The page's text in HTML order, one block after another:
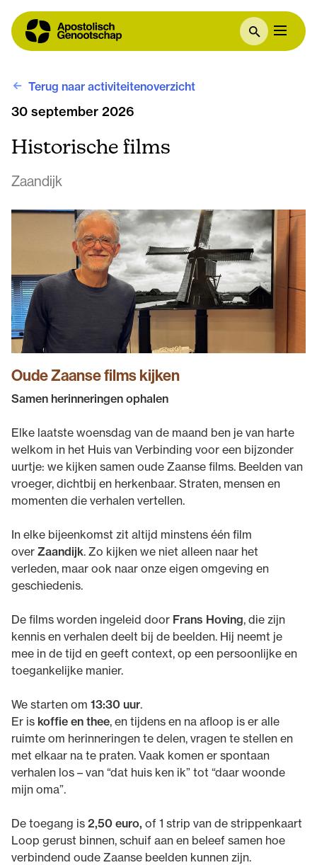
Terug naar activiteitenoverzicht
30 september 2026
Historische films
Zaandijk
Oude Zaanse films kijken
Samen herinneringen ophalen
Elke laatste woensdag van de maand ben je van harte
welkom in het Huis van Verbinding voor een bijzonder
uurtje: we kijken samen oude Zaanse films. Beelden van
vroeger, dichtbij en herkenbaar. Straten, mensen en
momenten die verhalen vertellen.
In elke bijeenkomst zit altijd minstens één film
over Zaandijk. Zo kijken we niet alleen naar het
verleden, maar ook naar onze eigen omgeving en
geschiedenis.
De films worden ingeleid door Frans Hoving, die zijn
kennis en verhalen deelt bij de beelden. Hij neemt je
mee in de tijd en geeft context, op een persoonlijke en
toegankelijke manier.
We starten om 13:30 uur.
Er is koffie en thee, en tijdens en na afloop is er alle
ruimte om herinneringen te delen, vragen te stellen en
met elkaar na te praten. Vaak komen er spontaan
verhalen los – van “dat huis ken ik” tot “daar woonde
mijn oma”.
De toegang is 2,50 euro, of 1 strip van de strippenkaart
Loop gerust binnen, schuif aan en beleef samen hoe
verbindend oude Zaanse beelden kunnen zijn.